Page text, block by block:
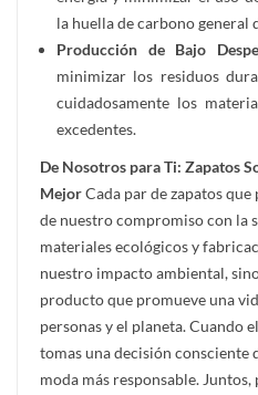
la huella de carbono general
Producción de Bajo
minimizar los residuos
cuidadosamente los
excedentes.
De Nosotros para Ti: Zapatos
MejorCada par de zapatos
de nuestro compromiso con la
materiales ecológicos y
nuestro impacto ambiental,
producto que promueve una
personas y el planeta. Cuando
tomas una decisión consciente
moda más responsable.